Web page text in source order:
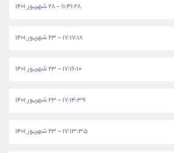
۱۱:۴۱:۲۸ - ۲۸ شهریور ۱۴۰۱
۱۷:۱۷:۱۸ - ۲۳ شهریور ۱۴۰۱
۱۷:۱۶:۱۰ - ۲۳ شهریور ۱۴۰۱
۱۷:۱۴:۳۹ - ۲۳ شهریور ۱۴۰۱
۱۷:۱۳:۳۵ - ۲۳ شهریور ۱۴۰۱